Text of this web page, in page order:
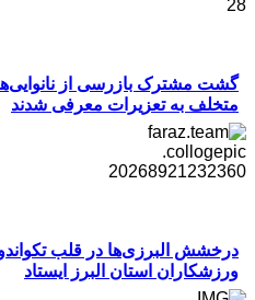
متخلف به تعزیرات معرفی شدند
درخشش البرزی‌ها در قلب
ورزشکاران استان البرز ایستاد